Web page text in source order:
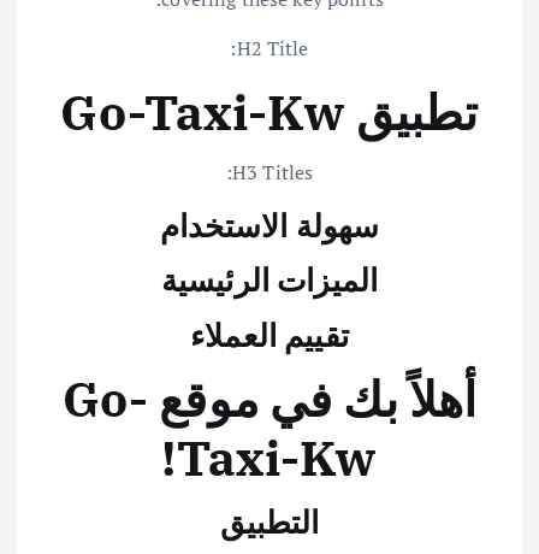
H2 Title:
تطبيق Go-Taxi-Kw
H3 Titles:
سهولة الاستخدام
الميزات الرئيسية
تقييم العملاء
أهلاً بك في موقع Go-
Taxi-Kw!
التطبيق